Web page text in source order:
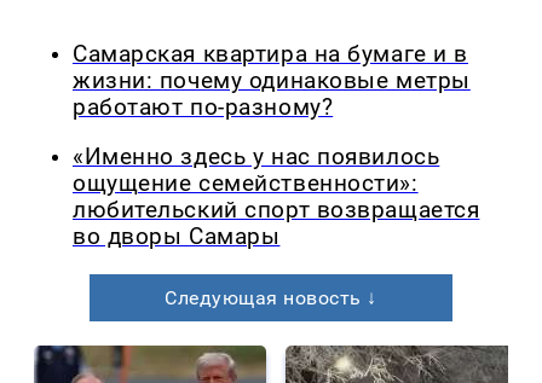
Самарская квартира на бумаге и в
жизни: почему одинаковые метры
работают по-разному?
«Именно здесь у нас появилось
ощущение семейственности»:
любительский спорт возвращается
во дворы Самары
Следующая новость ↓